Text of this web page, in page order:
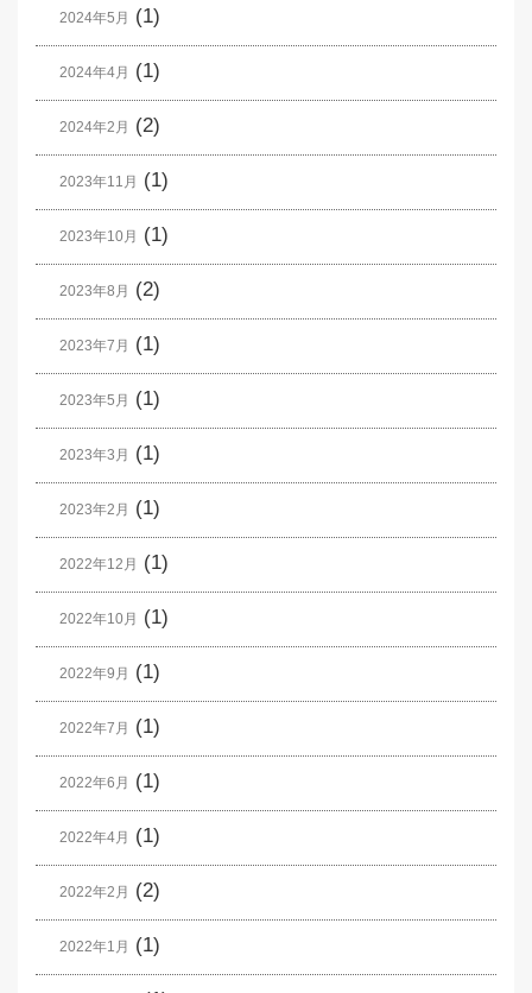
2024年5月 (1)
2024年4月 (1)
2024年2月 (2)
2023年11月 (1)
2023年10月 (1)
2023年8月 (2)
2023年7月 (1)
2023年5月 (1)
2023年3月 (1)
2023年2月 (1)
2022年12月 (1)
2022年10月 (1)
2022年9月 (1)
2022年7月 (1)
2022年6月 (1)
2022年4月 (1)
2022年2月 (2)
2022年1月 (1)